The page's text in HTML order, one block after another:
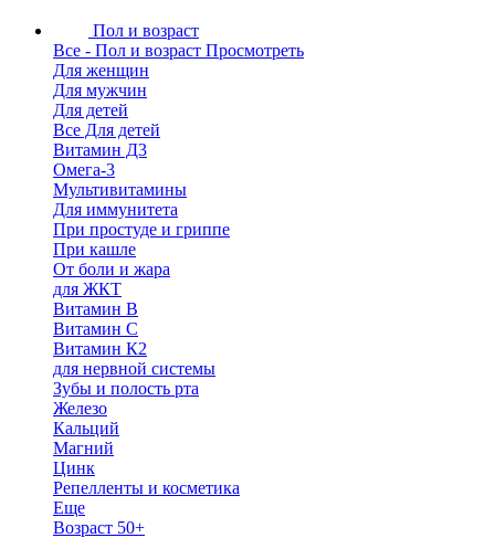
Пол и возраст
Все - Пол и возраст Просмотреть
Для женщин
Для мужчин
Для детей
Все Для детей
Витамин Д3
Омега-3
Мультивитамины
Для иммунитета
При простуде и гриппе
При кашле
От боли и жара
для ЖКТ
Витамин В
Витамин С
Витамин К2
для нервной системы
Зубы и полость рта
Железо
Кальций
Магний
Цинк
Репелленты и косметика
Еще
Возраст 50+